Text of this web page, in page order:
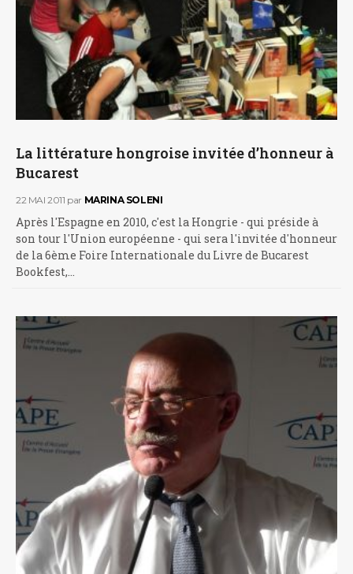
La littérature hongroise invitée d’honneur à
Bucarest
22 MAI 2011 par MARINA SOLENI
Après l'Espagne en 2010, c'est la Hongrie - qui préside à
son tour l'Union européenne - qui sera l'invitée d'honneur
de la 6ème Foire Internationale du Livre de Bucarest
Bookfest,…